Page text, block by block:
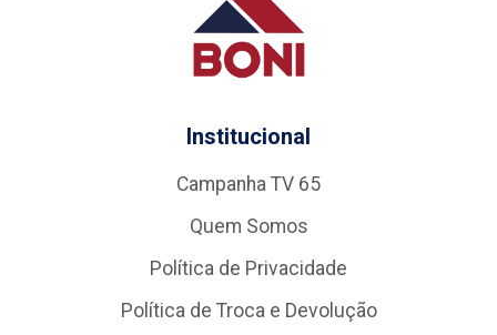
Institucional
Campanha TV 65
Quem Somos
Política de Privacidade
Política de Troca e Devolução